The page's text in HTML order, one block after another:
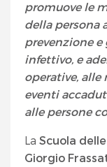
promuove le
della persona
prevenzione e
infettivo, e
operative,
eventi
alle persone
La Scuola
Giorgio